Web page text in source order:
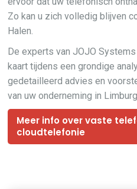
Zo kan u zich volledig blijven
Halen.
De experts van JOJO
kaart tijdens een grondige
gedetailleerd advies en
van uw onderneming in
Meer info over vaste
cloudtelefonie